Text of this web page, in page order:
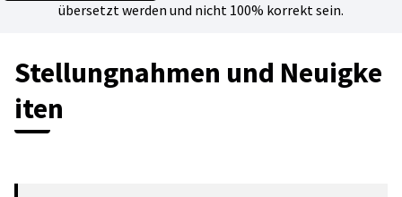
übersetzt werden und nicht 100% korrekt sein.
Stellungnahmen und Neuigke
iten